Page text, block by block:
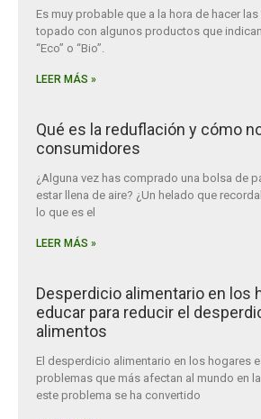
Es muy probable que a la hora de hacer
topado con algunos productos que
“Eco” o “Bio”.
LEER MÁS »
Qué es la reduflación y cómo
consumidores
¿Alguna vez has comprado una bolsa de
estar llena de aire? ¿Un helado que
lo que es el
LEER MÁS »
Desperdicio alimentario en los
educar para reducir el
alimentos
El desperdicio alimentario en los hogares
problemas que más afectan al mundo en
este problema se ha convertido